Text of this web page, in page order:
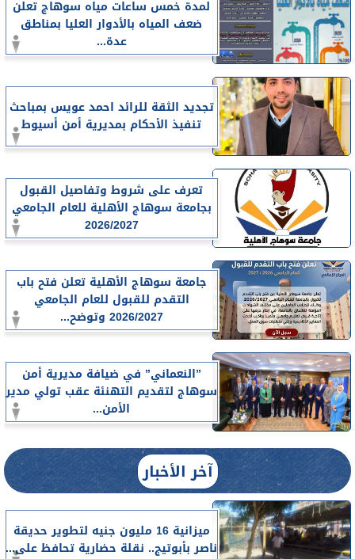
لمدة خمس ساعات مياه سوهاج تعلن
ضعف المياه بالأدوار العليا بمناطق
عدة...
تجديد الثقة للرائد احمد عويس بمباحث
تنفيذ الأحكام بمديرية أمن أسيوط
تعرف على شروط وتفاصيل القبول
بجامعة سوهاج الأهلية للعام الجامعي
2026/2027
جامعة سوهاج الأهلية تعلن فتح باب
التقدم للقبول للعام الجامعي
2026/2027 وتوضح...
”النعماني” في ضيافة مديرية أمن
سوهاج لتقديم التهنئة عقب تولي مدير
الأمن...
آخر الأخبار
ميزانية 16 مليون جنيه لتطوير حديقة
ناصر بأبوتيج.. نقلة حضارية تحافظ على...